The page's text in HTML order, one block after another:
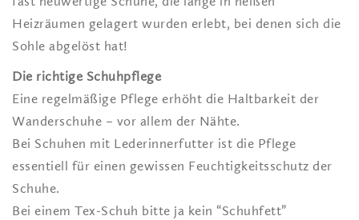
Heizräumen gelagert wurden erlebt, bei denen sich die
Sohle abgelöst hat!
Die richtige Schuhpflege
Eine regelmäßige Pflege erhöht die Haltbarkeit der
Wanderschuhe – vor allem der Nähte.
Bei Schuhen mit Lederinnerfutter ist die Pflege
essentiell für einen gewissen Feuchtigkeitsschutz der
Schuhe.
Bei einem Tex-Schuh bitte ja kein “Schuhfett”